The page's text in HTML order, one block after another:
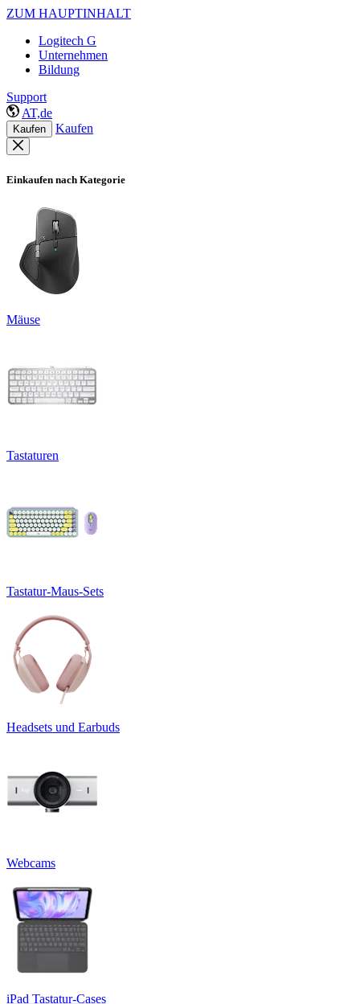
ZUM HAUPTINHALT
Logitech G
Unternehmen
Bildung
Support
AT,de
Kaufen Kaufen
Einkaufen nach Kategorie
Mäuse
Tastaturen
Tastatur-Maus-Sets
Headsets und Earbuds
Webcams
iPad Tastatur-Cases